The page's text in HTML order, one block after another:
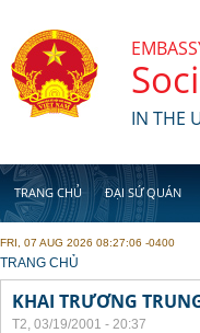
IN THE
TRANG CHỦ ĐẠI SỨ QUÁN
FRI, 07 AUG 2026 08:27:06 -0400
YOU ARE HERE
TRANG CHỦ
KHAI TRƯƠNG
T2, 03/19/2001 - 20:37